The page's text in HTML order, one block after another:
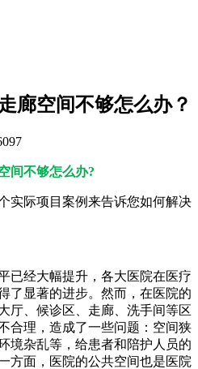
廊空间不够怎么办？
间不够怎么办?
实际项目案例来告诉您如何解决
已经大幅提升，各大医院在医疗
了显著的进步。然而，在医院的
厅、候诊区、走廊、洗手间等区
合理，造成了一些问题：空间狭
境杂乱等，给患者和陪护人员的
方面，医院的公共空间也是医院